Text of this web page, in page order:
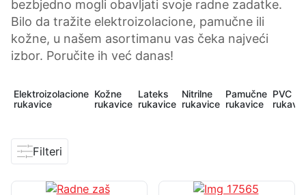
bezbjedno mogli obavljati svoje radne zadatke.
Bilo da tražite elektroizolacione, pamučne ili
kožne, u našem asortimanu vas čeka najveći
izbor. Poručite ih već danas!
Elektroizolacione
rukavice
Kožne
rukavice
Lateks
rukavice
Nitrilne
rukavice
Pamučne
rukavice
PVC
Filteri